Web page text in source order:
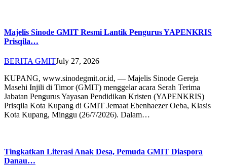
Majelis Sinode GMIT Resmi Lantik Pengurus YAPENKRIS
Prisqila…
BERITA GMITJuly 27, 2026
KUPANG, www.sinodegmit.or.id, — Majelis Sinode Gereja
Masehi Injili di Timor (GMIT) menggelar acara Serah Terima
Jabatan Pengurus Yayasan Pendidikan Kristen (YAPENKRIS)
Prisqila Kota Kupang di GMIT Jemaat Ebenhaezer Oeba, Klasis
Kota Kupang, Minggu (26/7/2026). Dalam…
Tingkatkan Literasi Anak Desa, Pemuda GMIT Diaspora
Danau…